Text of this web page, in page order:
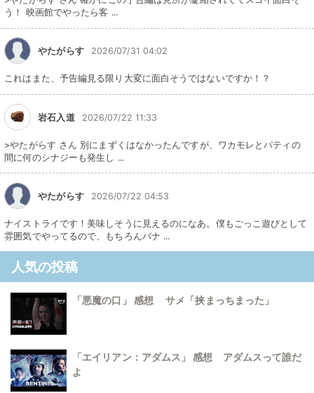
う！ 映画館でやったら客 ...
やたがらす 2026/07/31 04:02
これはまた、予告編見る限り大変に面白そうではないですか！？
岩石入道 2026/07/22 11:33
>やたがらす さん 別にまずくはなかったんですが、ワカモレとパティの
間に何のシナジーも発生し ...
やたがらす 2026/07/22 04:53
ナイストライです！美味しそうに見えるのになあ。僕もごっこ遊びとして
雰囲気でやってるので、もちろんバナ ...
人気の投稿
「悪魔の口」 感想 サメ「挟まっちまった」
「エイリアン：アダムス」 感想 アダムスって誰だ
よ